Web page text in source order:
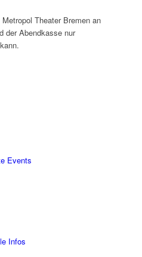
Theater Bremen an
der Abendkasse nur
Events
Infos